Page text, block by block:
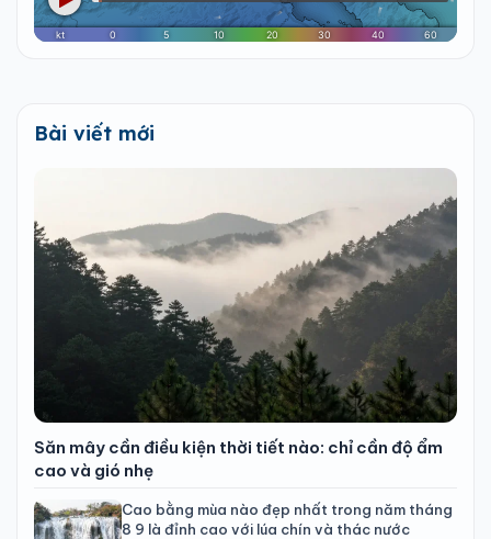
Bài viết mới
Săn mây cần điều kiện thời tiết nào: chỉ cần độ ẩm
cao và gió nhẹ
Cao bằng mùa nào đẹp nhất trong năm tháng
8 9 là đỉnh cao với lúa chín và thác nước